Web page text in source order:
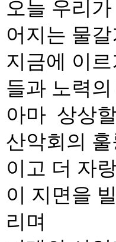
오늘 우리
어지는 물
지금에 이
들과 노력
아마 상상
산악회의
이고 더 자
이 지면을
리며